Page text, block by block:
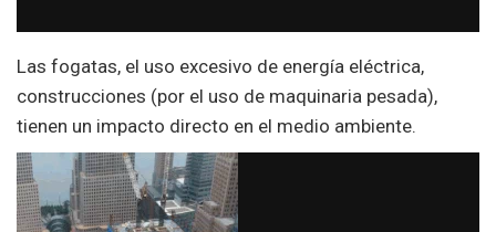
Las fogatas, el uso excesivo de energía eléctrica,
construcciones (por el uso de maquinaria pesada),
tienen un impacto directo en el medio ambiente.